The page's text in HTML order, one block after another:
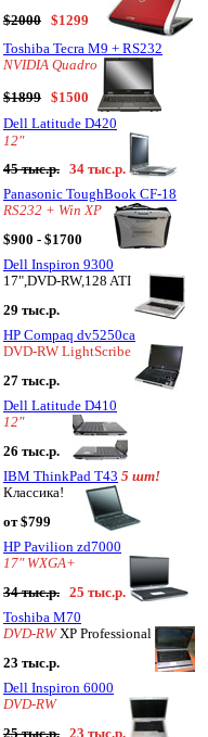
$2000
$1299
Toshiba Tecra M9 + RS232
NVIDIA Quadro
$1899
$1500
Dell Latitude D420
12"
45 тыс.р.
34 тыс.р.
Panasonic ToughBook CF-18
RS232 + Win XP
$900 - $1700
Dell Inspiron 9300
17",DVD-RW,128 ATI
29 тыс.р.
HP Compaq dv5250ca
DVD-RW LightScribe
27 тыс.р.
Dell Latitude D410
12"
26 тыс.р.
IBM ThinkPad T43 5 шт!
Классика!
от $799
HP Pavilion zd7000
17" WXGA+
34 тыс.р.
25 тыс.р.
Toshiba M70
DVD-RWXP Professional
23 тыс.р.
Dell Inspiron 6000
DVD-RW
25 тыс.р.
23 тыс.р.